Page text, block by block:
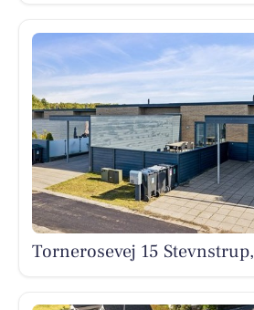
Tornerosevej 15